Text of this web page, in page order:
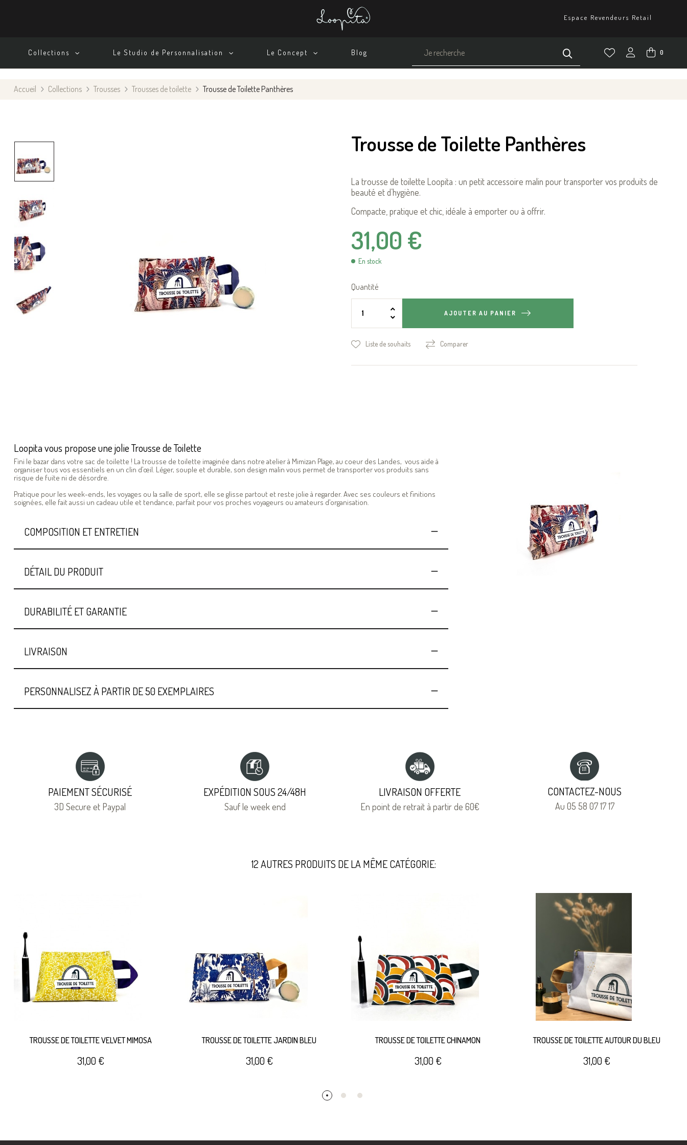
Espace Revendeurs Retail
Collections Le Studio de Personnalisation Le Concept Blog 0
Accueil Collections Trousses Trousses de toilette Trousse de Toilette Panthères
Trousse de Toilette Panthères
La trousse de toilette Loopita : un petit accessoire malin pour transporter vos produits de
beauté et d’hygiène.
Compacte, pratique et chic, idéale à emporter ou à offrir.
31,00 €
En stock
Quantité
AJOUTER AU PANIER
Liste de souhaits Comparer
Loopita vous propose une jolie Trousse de Toilette
Fini le bazar dans votre sac de toilette ! La trousse de toilette imaginée dans notre atelier à Mimizan Plage, au coeur des Landes, vous aide à
organiser tous vos essentiels en un clin d’œil. Léger, souple et durable, son design malin vous permet de transporter vos produits sans
risque de fuite ni de désordre.
Pratique pour les week-ends, les voyages ou la salle de sport, elle se glisse partout et reste jolie à regarder. Avec ses couleurs et finitions
soignées, elle fait aussi un cadeau utile et tendance, parfait pour vos proches voyageurs ou amateurs d’organisation.
COMPOSITION ET ENTRETIEN
DÉTAIL DU PRODUIT
DURABILITÉ ET GARANTIE
LIVRAISON
PERSONNALISEZ À PARTIR DE 50 EXEMPLAIRES
PAIEMENT SÉCURISÉ
3D Secure et Paypal
EXPÉDITION SOUS 24/48H
Sauf le week end
LIVRAISON OFFERTE
En point de retrait à partir de 60€
CONTACTEZ-NOUS
Au 05 58 07 17 17
12 AUTRES PRODUITS DE LA MÊME CATÉGORIE:
TROUSSE DE TOILETTE VELVET MIMOSA
31,00 €
TROUSSE DE TOILETTE JARDIN BLEU
31,00 €
TROUSSE DE TOILETTE CHINAMON
31,00 €
TROUSSE DE TOILETTE AUTOUR DU BLEU
31,00 €